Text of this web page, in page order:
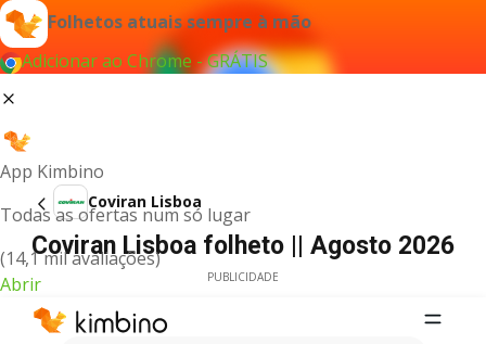
Folhetos atuais sempre à mão
Adicionar ao Chrome - GRÁTIS
App Kimbino
Todas as ofertas num só lugar
(14,1 mil avaliações)
Abrir
Coviran Lisboa
Coviran Lisboa folheto || Agosto 2026
PUBLICIDADE